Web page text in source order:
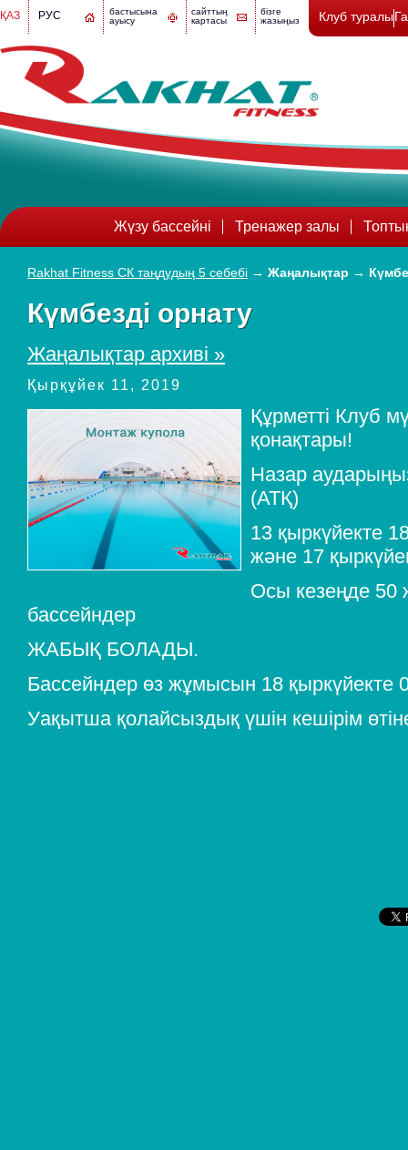
бастысына
ауысу
сайттың
картасы
бізге
жазыңыз
ҚАЗ РУС Клуб туралы
Жүзу бассейні Тренажер залы
Rakhat Fitness СК таңдудың 5 себебі → Жаңалықтар →
Күмбезді орнату
Жаңалықтар архиві »
Қырқұйек 11, 2019
Құрметті Клуб
қонақтары!
Назар
(АТҚ)
13 қыркүйекте
және 17
Осы кезеңде 50
бассейндер
ЖАБЫҚ БОЛАДЫ.
Бассейндер өз жұмысын 18 қыркүйекте
Уақытша қолайсыздық үшін кешірім